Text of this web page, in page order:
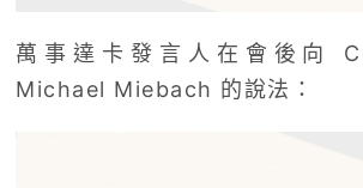
萬事達卡發言人在會後向
Michael Miebach 的說法：